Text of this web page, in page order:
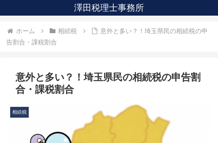
澤田税理士事務所
ホーム 相続税
意外と多い？！埼玉県民の相続税の申
告割合・課税割合
意外と多い？！埼玉県民の相続税の申告割
合・課税割合
相続税